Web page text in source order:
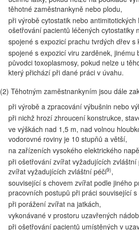
těhotné zaměstnankyně nebo plodu,
při výrobě cytostatik nebo
ošetřování pacientů léčených cytostatiky
spojené s expozicí prachu tvrdých dřev s
spojené s expozicí viru zarděnek, jinému
původci toxoplasmosy, pokud nelze u
který přichází při dané práci v úvahu.
(2) Těhotným zaměstnankyním jsou dále
při výrobě a zpracování výbušnin nebo
při nichž hrozí zhroucení konstrukce,
ve výškách nad 1,5 m, nad volnou
vodorovné roviny je 10 stupňů a větší,
na zařízeních vysokého elektrického
při ošetřování zvířat vyžadujících
zvířat vyžadujících zvláštní péči9),
související s chovem zvířat podle jiného
pracovních postupů při práci související
při porážení zvířat na jatkách,
vykonávané v prostoru uzavřených
při ošetřování pacientů umístěných v